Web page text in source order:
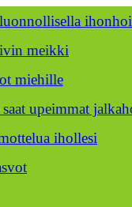
meikki
miehille
upeimmat
ihollesi